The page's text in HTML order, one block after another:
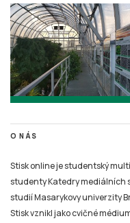
O NÁS
Stisk online je studentský
studenty Katedry mediálních
studií Masarykovy univerzity
Stisk vznikl jako cvičné